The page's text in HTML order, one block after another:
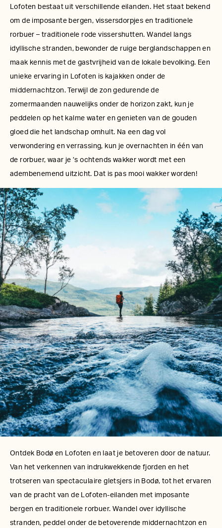
Lofoten bestaat uit verschillende eilanden. Het staat bekend
om de imposante bergen, vissersdorpjes en traditionele
rorbuer – traditionele rode vissershutten. Wandel langs
idyllische stranden, bewonder de ruige berglandschappen en
maak kennis met de gastvrijheid van de lokale bevolking. Een
unieke ervaring in Lofoten is kajakken onder de
middernachtzon. Terwijl de zon gedurende de
zomermaanden nauwelijks onder de horizon zakt, kun je
peddelen op het kalme water en genieten van de gouden
gloed die het landschap omhult. Na een dag vol
verwondering en verrassing, kun je overnachten in één van
de rorbuer, waar je ’s ochtends wakker wordt met een
adembenemend uitzicht. Dat is pas mooi wakker worden!
Ontdek Bodø en Lofoten en laat je betoveren door de natuur.
Van het verkennen van indrukwekkende fjorden en het
trotseren van spectaculaire gletsjers in Bodø, tot het ervaren
van de pracht van de Lofoten-eilanden met imposante
bergen en traditionele rorbuer. Wandel over idyllische
stranden, peddel onder de betoverende middernachtzon en